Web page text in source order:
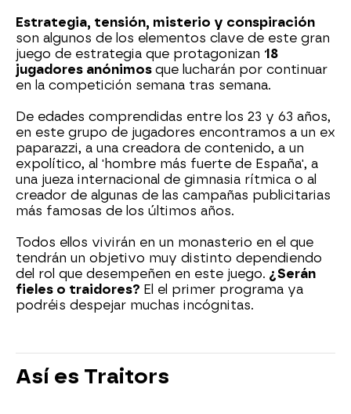
Estrategia, tensión, misterio y conspiración
son algunos de los elementos clave de este gran
juego de estrategia que protagonizan 18
jugadores anónimos que lucharán por continuar
en la competición semana tras semana.
De edades comprendidas entre los 23 y 63 años,
en este grupo de jugadores encontramos a un ex
paparazzi, a una creadora de contenido, a un
expolítico, al 'hombre más fuerte de España', a
una jueza internacional de gimnasia rítmica o al
creador de algunas de las campañas publicitarias
más famosas de los últimos años.
Todos ellos vivirán en un monasterio en el que
tendrán un objetivo muy distinto dependiendo
del rol que desempeñen en este juego. ¿Serán
fieles o traidores? El el primer programa ya
podréis despejar muchas incógnitas.
Así es Traitors